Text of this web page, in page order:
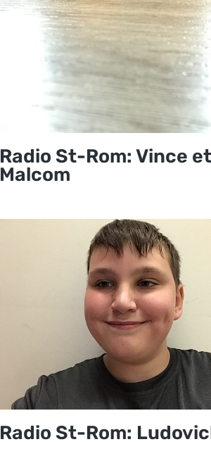
Radio St-Rom: Vince et
Malcom
Radio St-Rom: